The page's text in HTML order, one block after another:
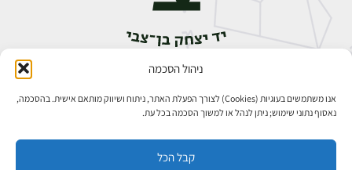
ניהול הסכמה
אנו משתמשים בעוגיות (Cookies) לצורך הפעלת האתר, ניתוח ושיווק מותאם אישית. בהסכמה,
נאסוף נתוני שימוש; ניתן לנהל או למשוך הסכמה בכל עת.
קבל הכל
אבן גבירול 14, רחביה, ירושלים